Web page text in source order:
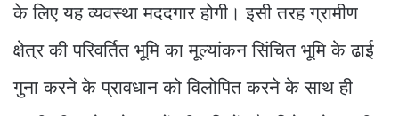
के लिए यह व्यवस्था मददगार होगी। इसी तरह ग्रामीण
क्षेत्र की परिवर्तित भूमि का मूल्यांकन सिंचित भूमि के ढाई
गुना करने के प्रावधान को विलोपित करने के साथ ही